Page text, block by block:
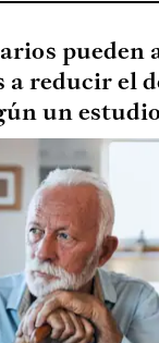
pueden
a reducir el
un estudio